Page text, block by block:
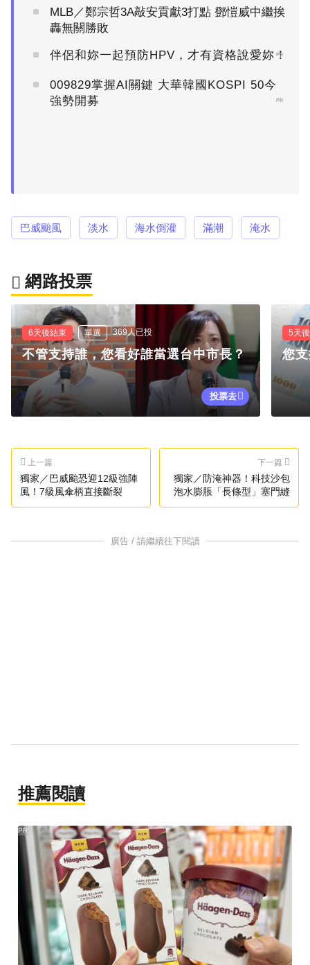
MLB／鄭宗哲3A敲安貢獻3打點 鄧愷威中繼挨
轟無關勝敗
伴侶和妳一起預防HPV，才有資格說愛妳！
PR
009829掌握AI關鍵 大華韓國KOSPI 50今
強勢開募
PR
巴威颱風 淡水 海水倒灌 滿潮 淹水
網路投票
6天後結束 單選 369人已投
不管支持誰，您看好誰當選台中市長？
投票去
5天
您
上一篇
獨家／巴威颱恐迎12級強陣
風！7級風傘柄直接斷裂
下一篇
獨家／防淹神器！科技沙包
泡水膨脹「長條型」塞門縫
廣告 / 請繼續往下閱讀
推薦閱讀
PR